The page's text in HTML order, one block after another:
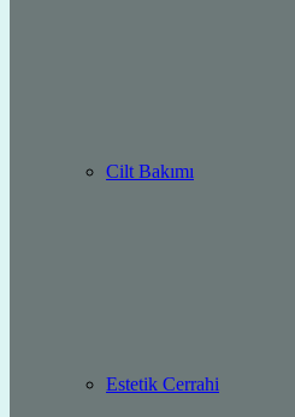
Cilt Bakımı
Estetik Cerrahi